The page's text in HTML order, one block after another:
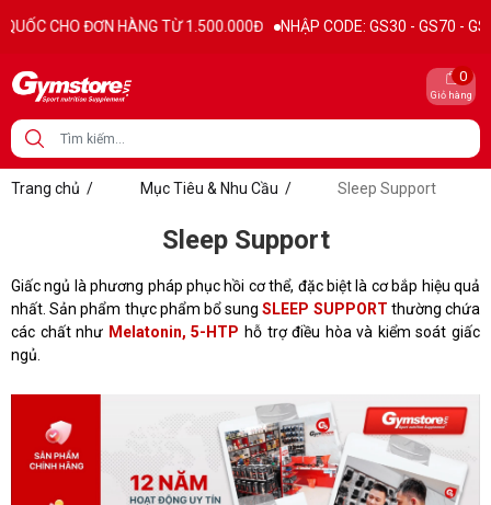
CHO ĐƠN HÀNG TỪ 1.500.000Đ NHẬP CODE: GS30 - GS70 -
Giỏ hàng
0
Trang chủ / Mục Tiêu & Nhu Cầu / Sleep Support
Sleep Support
Giấc ngủ là phương pháp phục hồi cơ thể, đặc biệt là cơ bắp hiệu quả
nhất. Sản phẩm thực phẩm bổ sungSLEEP SUPPORT thường chứa
các chất như Melatonin, 5-HTP hỗ trợ điều hòa và kiểm soát giấc
ngủ.